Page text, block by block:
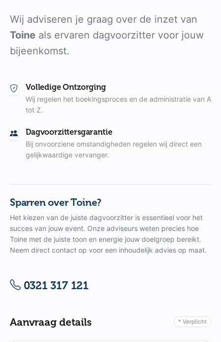
Wij adviseren je graag over de inzet van
Toine als ervaren dagvoorzitter voor jouw
bijeenkomst.
Volledige Ontzorging
Wij regelen het boekingsproces en de administratie van A
tot Z.
Dagvoorzittersgarantie
Bij onvoorziene omstandigheden regelen wij direct een
gelijkwaardige vervanger.
Sparren over Toine?
Het kiezen van de juiste dagvoorzitter is essentieel voor het
succes van jouw event. Onze adviseurs weten precies hoe
Toine met de juiste toon en energie jouw doelgroep bereikt.
Neem direct contact op voor een inhoudelijk advies op maat.
0321 317 121
Aanvraag details * Verplicht